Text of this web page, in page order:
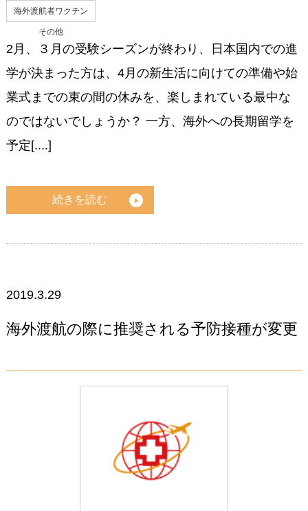
海外渡航者ワクチン
その他
2月、３月の受験シーズンが終わり、日本国内での進
学が決まった方は、4月の新生活に向けての準備や始
業式までの束の間の休みを、楽しまれている最中な
のではないでしょうか？ 一方、海外への長期留学を
予定[....]
続きを読む
2019.3.29
海外渡航の際に推奨される予防接種が変更